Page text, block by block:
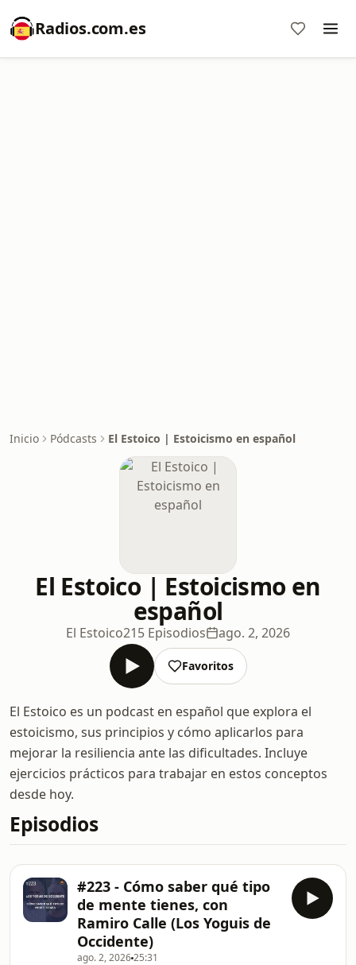
Radios.com.es
Inicio Pódcasts El Estoico | Estoicismo en español
El Estoico | Estoicismo en
español
El Estoico215 Episodios ago. 2, 2026
Favoritos
El Estoico es un podcast en español que explora el
estoicismo, sus principios y cómo aplicarlos para
mejorar la resiliencia ante las dificultades. Incluye
ejercicios prácticos para trabajar en estos conceptos
desde hoy.
Episodios
#223 - Cómo saber qué tipo
de mente tienes, con
Ramiro Calle (Los Yoguis de
Occidente)
ago. 2, 202625:31